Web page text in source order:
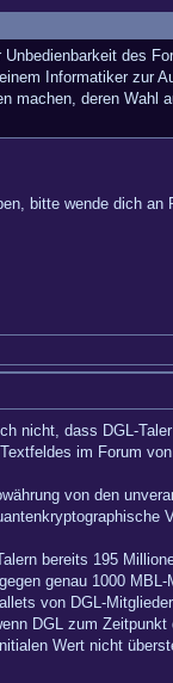
des
Informatiker zur
machen, deren Wahl
bitte wende dich
nicht, dass DGL-
im Forum
von den
bereits 195
genau 1000
von DGL-
DGL zum
Wert nicht